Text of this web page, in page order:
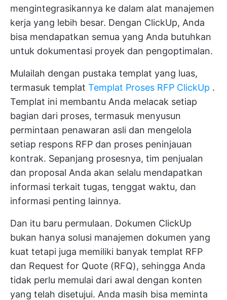
mengintegrasikannya ke dalam alat manajemen
kerja yang lebih besar. Dengan ClickUp, Anda
bisa mendapatkan semua yang Anda butuhkan
untuk dokumentasi proyek dan pengoptimalan.
Mulailah dengan pustaka templat yang luas,
termasuk templat Templat Proses RFP ClickUp .
Templat ini membantu Anda melacak setiap
bagian dari proses, termasuk menyusun
permintaan penawaran asli dan mengelola
setiap respons RFP dan proses peninjauan
kontrak. Sepanjang prosesnya, tim penjualan
dan proposal Anda akan selalu mendapatkan
informasi terkait tugas, tenggat waktu, dan
informasi penting lainnya.
Dan itu baru permulaan. Dokumen ClickUp
bukan hanya solusi manajemen dokumen yang
kuat tetapi juga memiliki banyak templat RFP
dan Request for Quote (RFQ), sehingga Anda
tidak perlu memulai dari awal dengan konten
yang telah disetujui. Anda masih bisa meminta